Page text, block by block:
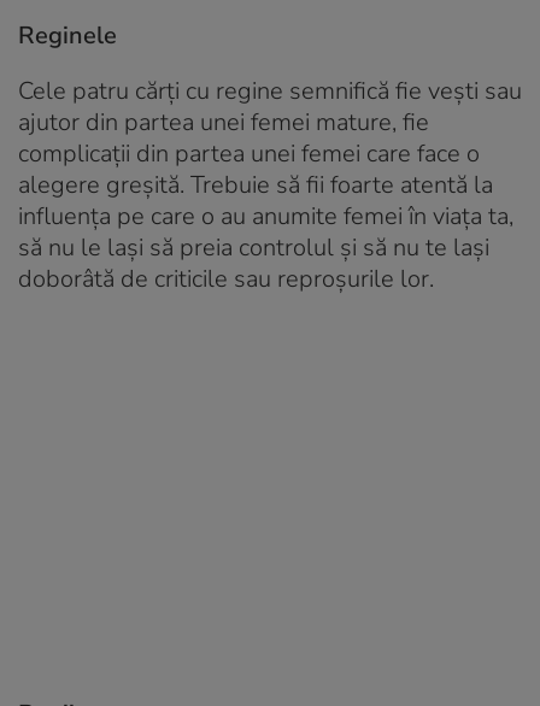
Reginele
Cele patru cărți cu regine semnifică fie vești sau
ajutor din partea unei femei mature, fie
complicații din partea unei femei care face o
alegere greșită. Trebuie să fii foarte atentă la
influența pe care o au anumite femei în viața ta,
să nu le lași să preia controlul și să nu te lași
doborâtă de criticile sau reproșurile lor.